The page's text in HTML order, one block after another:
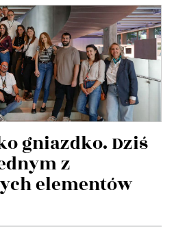
gniazdko. Dziś
z
elementów